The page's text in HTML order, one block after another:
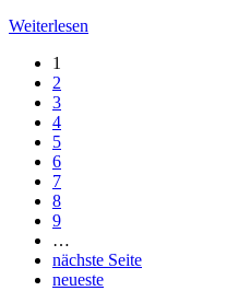
Weiterlesen
1
2
3
4
5
6
7
8
9
…
nächste Seite
neueste